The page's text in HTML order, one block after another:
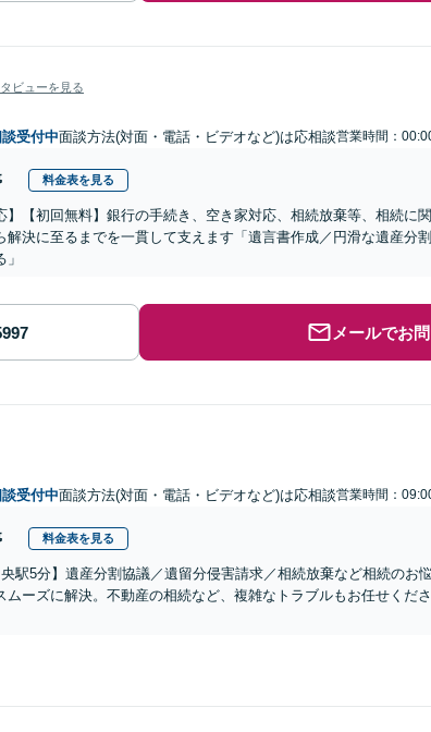
ビューを見る
受付中面談方法(対面・電話・ビデオなど)は応相談営業時間：
料金表を見る
】【初回無料】銀行の手続き、空き家対応、相続放棄等、相続に
解決に至るまでを一貫して支えます「遺言書作成／円滑な遺産分
メールでお
受付中面談方法(対面・電話・ビデオなど)は応相談営業時間：
料金表を見る
央駅5分】遺産分割協議／遺留分侵害請求／相続放棄など相続のお
ムーズに解決。不動産の相続など、複雑なトラブルもお任せくだ